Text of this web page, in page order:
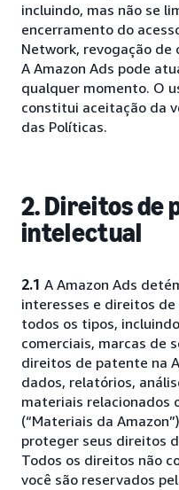
incluindo, mas não se
encerramento do
Network, revogação de
A Amazon Ads pode
qualquer momento. O
constitui aceitação da
das Políticas.
2. Direitos de
intelectual
2.1 A Amazon Ads
interesses e direitos
todos os tipos,
comerciais, marcas de
direitos de patente na
dados, relatórios,
materiais relacionados
(“Materiais da
proteger seus direitos
Todos os direitos não
você são reservados